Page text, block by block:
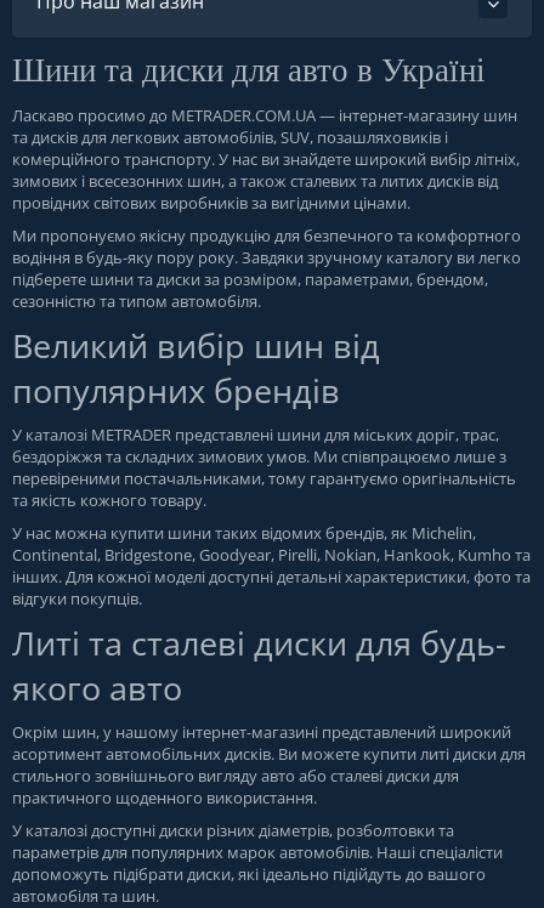
Шини та диски для авто в Україні
Ласкаво просимо до METRADER.COM.UA— інтернет-магазину шин
та дисків для легкових автомобілів, SUV, позашляховиків і
комерційного транспорту. У нас ви знайдете широкий вибір літніх,
зимових і всесезонних шин, а також сталевих та литих дисків від
провідних світових виробників за вигідними цінами.
Ми пропонуємо якісну продукцію для безпечного та комфортного
водіння в будь-яку пору року. Завдяки зручному каталогу ви легко
підберете шини та диски за розміром, параметрами, брендом,
сезонністю та типом автомобіля.
Великий вибір шин від
популярних брендів
У каталозі METRADER представлені шини для міських доріг, трас,
бездоріжжя та складних зимових умов. Ми співпрацюємо лише з
перевіреними постачальниками, тому гарантуємо оригінальність
та якість кожного товару.
У нас можна купити шини таких відомих брендів, як Michelin,
Continental, Bridgestone, Goodyear, Pirelli, Nokian, Hankook, Kumho та
інших. Для кожної моделі доступні детальні характеристики, фото та
відгуки покупців.
Литі та сталеві диски для будь-
якого авто
Окрім шин, у нашому інтернет-магазині представлений широкий
асортимент автомобільних дисків. Ви можете купити литі диски для
стильного зовнішнього вигляду авто або сталеві диски для
практичного щоденного використання.
У каталозі доступні диски різних діаметрів, розболтовки та
параметрів для популярних марок автомобілів. Наші спеціалісти
допоможуть підібрати диски, які ідеально підійдуть до вашого
автомобіля та шин.